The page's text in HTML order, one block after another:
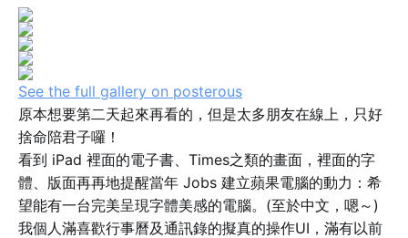
See the full gallery on posterous
原本想要第二天起來再看的，但是太多朋友在線上，只好
捨命陪君子囉！
看到 iPad 裡面的電子書、Times之類的畫面，裡面的字
體、版面再再地提醒當年 Jobs 建立蘋果電腦的動力：希
望能有一台完美呈現字體美感的電腦。(至於中文，嗯～)
我個人滿喜歡行事曆及通訊錄的擬真的操作UI，滿有以前